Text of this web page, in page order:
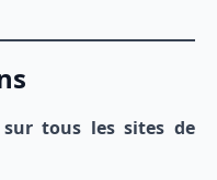
tous les sites de